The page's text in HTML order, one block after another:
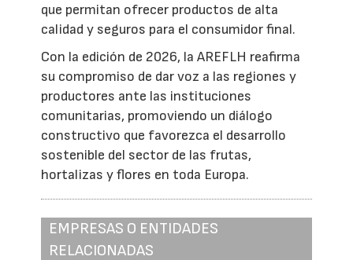
que permitan ofrecer productos de alta
calidad y seguros para el consumidor final.
Con la edición de 2026, la AREFLH reafirma
su compromiso de dar voz a las regiones y
productores ante las instituciones
comunitarias, promoviendo un diálogo
constructivo que favorezca el desarrollo
sostenible del sector de las frutas,
hortalizas y flores en toda Europa.
EMPRESAS O ENTIDADES
RELACIONADAS